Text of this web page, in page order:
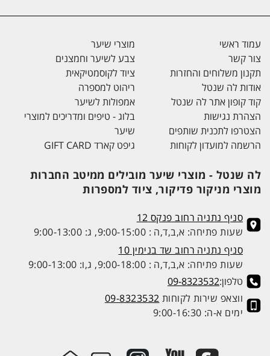
עמוד ראשי
צור קשר
תקנון משלוחים והחזרות
אודות לה שנטל
קוד קופון אתר לה שנטל
הצהרת נגישות
הצטרפו לתכנית שותפים
הרשמה למועדון לקוחות
מוצרי שיער
צבע לשיער וחמצנים
ציוד לקוסמטיקאית
ריהוט למספרה
אמפולות לשיער
בלוג - טיפים ומדריכים למוצרי
שיער
גיפט קארד GIFT CARD
לה שנטל - מוצרי שיער מובילים ממיטב החברות
מוצרי מניקור פדיקור, ציוד למספרות
סניף נתניה רחוב פנקס 12
שעות פתיחה: א,ב,ד,ה : 9:00-15:00, ג: 9:00-13:00
סניף נתניה רחוב שד בנימין 10
שעות פתיחה: א,ב,ד,ה : 9:00-18:00, ג,ו: 9:00-13:00
טלפון:09-8323532
ווצאפ שירות לקוחות 09-8323532
ימים א-ה: 9:00-16:30